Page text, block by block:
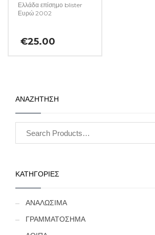
Ελλάδα επίσημο blister
Ευρώ 2002
€25.00
ΑΝΑΖΗΤΗΣΗ
ΚΑΤΗΓΟΡΙΕΣ
ΑΝΑΛΩΣΙΜΑ
ΓΡΑΜΜΑΤΟΣΗΜΑ